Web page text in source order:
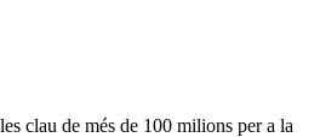
clau de més de 100 milions per a la